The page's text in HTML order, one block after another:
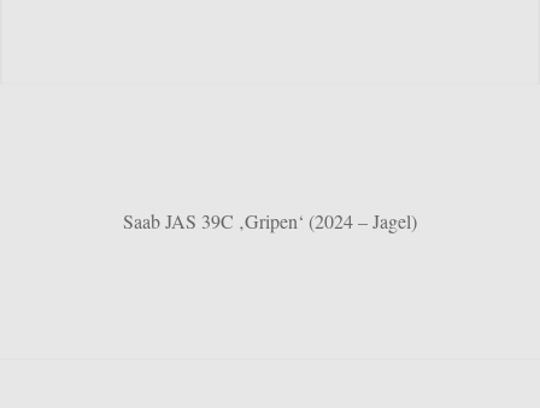
Saab JAS 39C ‚Gripen‘ (2024 – Jagel)